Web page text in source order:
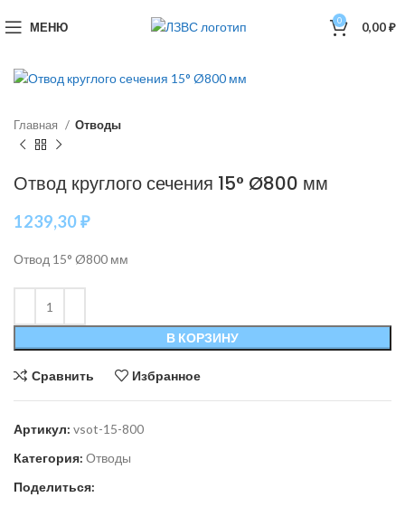
МЕНЮ 0 0,00₽
Главная Отводы
Отвод круглого сечения 15° Ø800 мм
1239,30₽
Отвод 15° Ø800 мм
В КОРЗИНУ
Сравнить Избранное
Артикул: vsot-15-800
Категория: Отводы
Поделиться: